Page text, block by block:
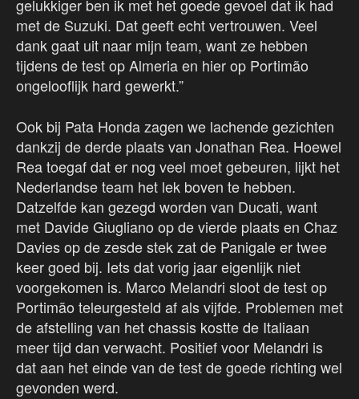
gelukkiger ben ik met het goede gevoel dat ik had
met de Suzuki. Dat geeft echt vertrouwen. Veel
dank gaat uit naar mijn team, want ze hebben
tijdens de test op Almeria en hier op Portimão
ongelooflijk hard gewerkt.”
Ook bij Pata Honda zagen we lachende gezichten
dankzij de derde plaats van Jonathan Rea. Hoewel
Rea toegaf dat er nog veel moet gebeuren, lijkt het
Nederlandse team het lek boven te hebben.
Datzelfde kan gezegd worden van Ducati, want
met Davide Giugliano op de vierde plaats en Chaz
Davies op de zesde stek zat de Panigale er twee
keer goed bij. Iets dat vorig jaar eigenlijk niet
voorgekomen is. Marco Melandri sloot de test op
Portimão teleurgesteld af als vijfde. Problemen met
de afstelling van het chassis kostte de Italiaan
meer tijd dan verwacht. Positief voor Melandri is
dat aan het einde van de test de goede richting wel
gevonden werd.